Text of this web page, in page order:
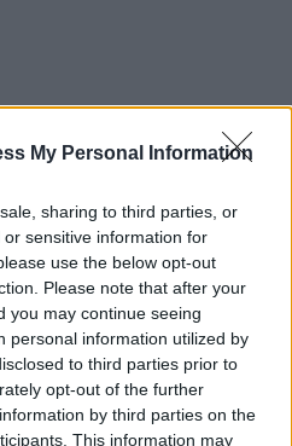
My Personal Information
sharing to third parties, or
sensitive information for
use the below opt-out
Please note that after your
you may continue seeing
personal information utilized by
to third parties prior to
opt-out of the further
by third parties on the
This information may